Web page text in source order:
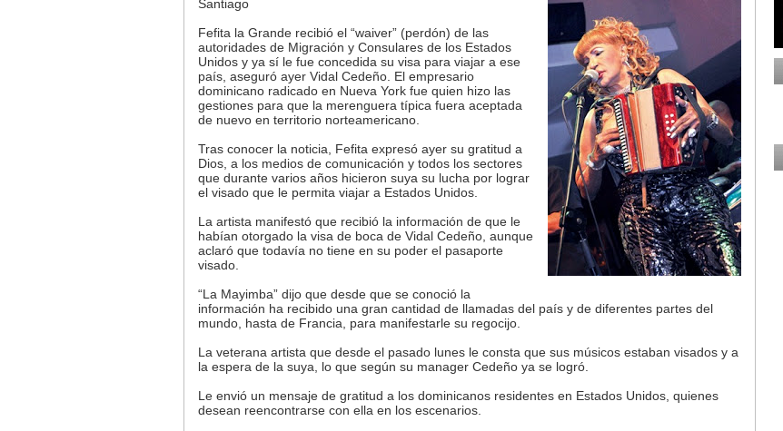
Santiago
Fefita la Grande recibió el “waiver” (perdón) de las
autoridades de Migración y Consulares de los Estados
Unidos y ya sí le fue concedida su visa para viajar a ese
país, aseguró ayer Vidal Cedeño. El empresario
dominicano radicado en Nueva York fue quien hizo las
gestiones para que la merenguera típica fuera aceptada
de nuevo en territorio norteamericano.
Tras conocer la noticia, Fefita expresó ayer su gratitud a
Dios, a los medios de comunicación y todos los sectores
que durante varios años hicieron suya su lucha por lograr
el visado que le permita viajar a Estados Unidos.
La artista manifestó que recibió la información de que le
habían otorgado la visa de boca de Vidal Cedeño, aunque
aclaró que todavía no tiene en su poder el pasaporte
visado.
“La Mayimba” dijo que desde que se conoció la
información ha recibido una gran cantidad de llamadas del país y de diferentes partes del
mundo, hasta de Francia, para manifestarle su regocijo.
La veterana artista que desde el pasado lunes le consta que sus músicos estaban visados y a
la espera de la suya, lo que según su manager Cedeño ya se logró.
Le envió un mensaje de gratitud a los dominicanos residentes en Estados Unidos, quienes
desean reencontrarse con ella en los escenarios.